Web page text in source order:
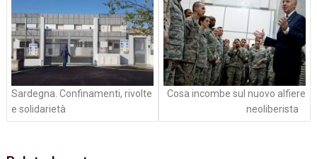
Sardegna. Confinamenti, rivolte
e solidarietà
Cosa incombe sul nuovo alfiere
neoliberista